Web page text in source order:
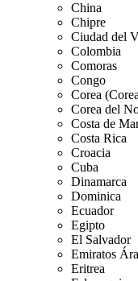
China
Chipre
Ciudad del
Colombia
Comoras
Congo
Corea
Corea del
Costa de
Costa Rica
Croacia
Cuba
Dinamarca
Dominica
Ecuador
Egipto
El Salvador
Emiratos
Eritrea